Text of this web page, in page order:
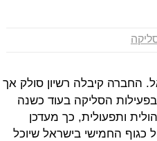
החברה קיבלה רשיון סולק אך
הסליקה בעוד כשנה
ותפעולית, כך מעדכן
כגוף החמישי בישראל שיוכל